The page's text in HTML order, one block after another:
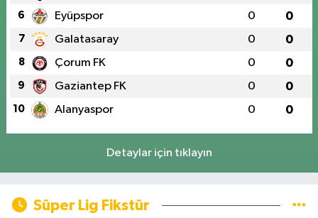
6 Eyüpspor 0 0
7 Galatasaray 0 0
8 Çorum FK 0 0
9 Gaziantep FK 0 0
10 Alanyaspor 0 0
Detaylar için tıklayın
Süper Lig Fikstür